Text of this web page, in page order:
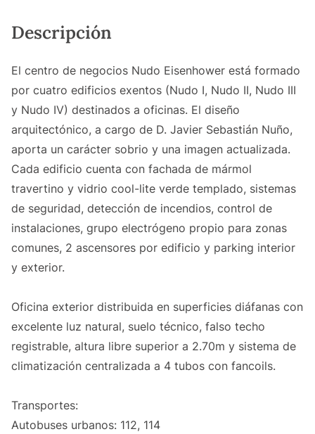
Descripción
El centro de negocios Nudo Eisenhower está formado
por cuatro edificios exentos (Nudo I, Nudo II, Nudo III
y Nudo IV) destinados a oficinas. El diseño
arquitectónico, a cargo de D. Javier Sebastián Nuño,
aporta un carácter sobrio y una imagen actualizada.
Cada edificio cuenta con fachada de mármol
travertino y vidrio cool-lite verde templado, sistemas
de seguridad, detección de incendios, control de
instalaciones, grupo electrógeno propio para zonas
comunes, 2 ascensores por edificio y parking interior
y exterior.
Oficina exterior distribuida en superficies diáfanas con
excelente luz natural, suelo técnico, falso techo
registrable, altura libre superior a 2.70m y sistema de
climatización centralizada a 4 tubos con fancoils.
Transportes:
Autobuses urbanos: 112, 114